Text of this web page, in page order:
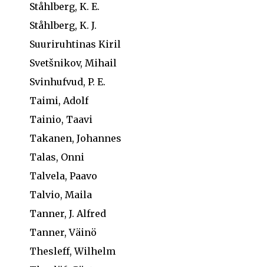
Ståhlberg, K. E.
Ståhlberg, K. J.
Suuriruhtinas Kiril
Svetšnikov, Mihail
Svinhufvud, P. E.
Taimi, Adolf
Tainio, Taavi
Takanen, Johannes
Talas, Onni
Talvela, Paavo
Talvio, Maila
Tanner, J. Alfred
Tanner, Väinö
Thesleff, Wilhelm